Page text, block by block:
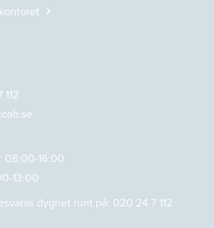
08:00-16:00
13:00
dygnet runt på: 020 24 7 112